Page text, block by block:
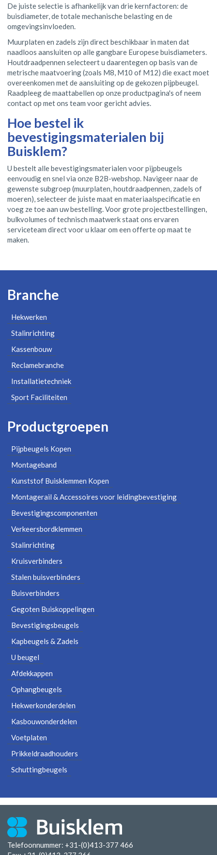
De juiste selectie is afhankelijk van drie kernfactoren: de
buisdiameter, de totale mechanische belasting en de
omgevingsinvloeden.
Muurplaten en zadels zijn direct beschikbaar in maten dat
naadloos aansluiten op alle gangbare Europese buisdiameters.
Houtdraadpennen selecteert u daarentegen op basis van de
metrische maatvoering (zoals M8, M10 of M12) die exact moet
overeenkomen met de aansluiting op de gekozen pijpbeugel.
Raadpleeg de maattabellen op onze productpagina's of neem
contact op met ons team voor gericht advies.
Hoe bestel ik
bevestigingsmaterialen bij
Buisklem?
U bestelt alle bevestigingsmaterialen voor pijpbeugels
eenvoudig en snel via onze B2B-webshop. Navigeer naar de
gewenste subgroep (muurplaten, houtdraadpennen, zadels of
moeren), selecteer de juiste maat en materiaalspecificatie en
voeg ze toe aan uw bestelling. Voor grote projectbestellingen,
bulkvolumes of technisch maatwerk staat ons ervaren
serviceteam direct voor u klaar om een offerte op maat te
maken.
Branche
Hekwerken
Stalinrichting
Kassenbouw
Reclamebranche
Installatietechniek
Sport Faciliteiten
Productgroepen
Pijpbeugels Kopen
Montageband
Kunststof Buisklemmen Kopen
Montagerail & Accessoires voor leidingbevestiging
Bevestigingscomponenten
Verkeersbordklemmen
Stalinrichting
Kruisverbinders
Stalen buisverbinders
Buisverbinders
Gegoten Buiskoppelingen
Bevestigingsbeugels
Kapbeugels & Zadels
U beugel
Afdekkappen
Ophangbeugels
Hekwerkonderdelen
Kasbouwonderdelen
Voetplaten
Prikkeldraadhouders
Schuttingbeugels
Telefoonnummer: +31-(0)413-377 466